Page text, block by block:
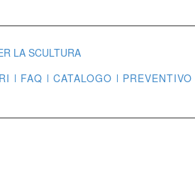
FAQ CATALOGO PREVENTIVO